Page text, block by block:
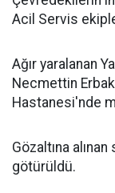
Acil Servis
Ağır yaralanan
Necmettin
Hastanesi'nde
Gözaltına
götürüldü.